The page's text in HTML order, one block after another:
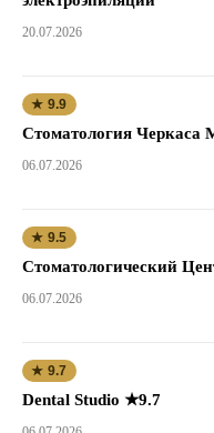
20.07.2026
★ 9.9
Стоматология Черкаса
06.07.2026
★ 9.5
Стоматологический
06.07.2026
★ 9.7
Dental Studio ★9.7